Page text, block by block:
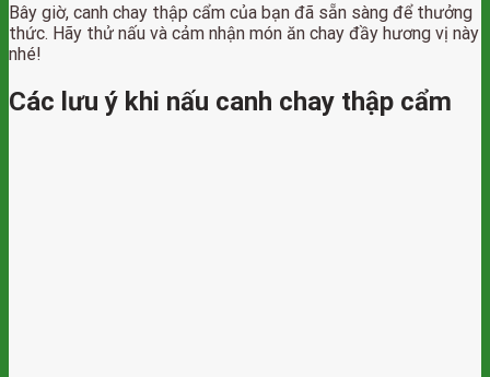
Bây giờ, canh chay thập cẩm của bạn đã sẵn sàng để thưởng
thức. Hãy thử nấu và cảm nhận món ăn chay đầy hương vị này
nhé!
Các lưu ý khi nấu canh chay thập cẩm